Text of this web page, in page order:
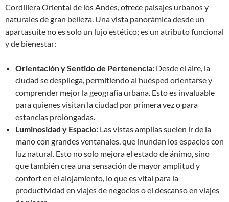
Cordillera Oriental de los Andes, ofrece paisajes urbanos y
naturales de gran belleza. Una vista panorámica desde un
apartasuite no es solo un lujo estético; es un atributo funcional
y de bienestar:
Orientación y Sentido de Pertenencia: Desde el aire, la
ciudad se despliega, permitiendo al huésped orientarse y
comprender mejor la geografía urbana. Esto es invaluable
para quienes visitan la ciudad por primera vez o para
estancias prolongadas.
Luminosidad y Espacio: Las vistas amplias suelen ir de la
mano con grandes ventanales, que inundan los espacios con
luz natural. Esto no solo mejora el estado de ánimo, sino
que también crea una sensación de mayor amplitud y
confort en el alojamiento, lo que es vital para la
productividad en viajes de negocios o el descanso en viajes